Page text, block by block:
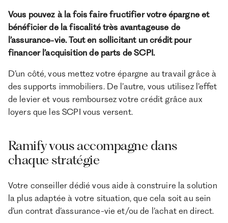
Vous pouvez à la fois faire fructifier votre épargne et
bénéficier de la fiscalité très avantageuse de
l’assurance-vie. Tout en sollicitant un crédit pour
financer l’acquisition de parts de SCPI.
D’un côté, vous mettez votre épargne au travail grâce à
des supports immobiliers. De l’autre, vous utilisez l’effet
de levier et vous remboursez votre crédit grâce aux
loyers que les SCPI vous versent.
Ramify vous accompagne dans
chaque stratégie
Votre conseiller dédié vous aide à construire la solution
la plus adaptée à votre situation, que cela soit au sein
d’un contrat d’assurance-vie et/ou de l’achat en direct.